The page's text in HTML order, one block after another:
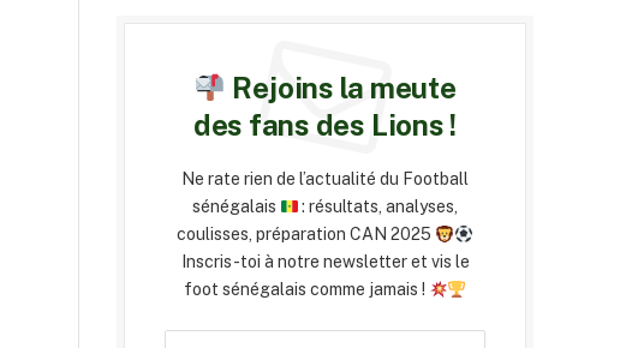
Rejoins la meute
des fans des Lions !
Ne rate rien de l’actualité du Football
sénégalais
: résultats, analyses,
coulisses, préparation CAN 2025
Inscris-toi à notre newsletter et vis le
foot sénégalais comme jamais !